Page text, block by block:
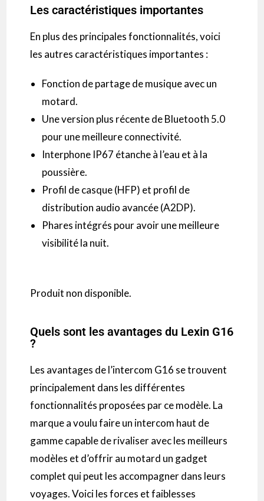
Les caractéristiques importantes
En plus des principales fonctionnalités, voici
les autres caractéristiques importantes :
Fonction de partage de musique avec un
motard.
Une version plus récente de Bluetooth 5.0
pour une meilleure connectivité.
Interphone IP67 étanche à l’eau et à la
poussière.
Profil de casque(HFP) et profil de
distribution audio avancée(A2DP).
Phares intégrés pour avoir une meilleure
visibilité la nuit.
Produit non disponible.
Quels sont les avantages du Lexin G16
?
Les avantages de l’intercom G16 se trouvent
principalement dans les différentes
fonctionnalités proposées par ce modèle. La
marque a voulu faire un intercom haut de
gamme capable de rivaliser avec les meilleurs
modèles et d’offrir au motard un gadget
complet qui peut les accompagner dans leurs
voyages.Voici les forces et faiblesses